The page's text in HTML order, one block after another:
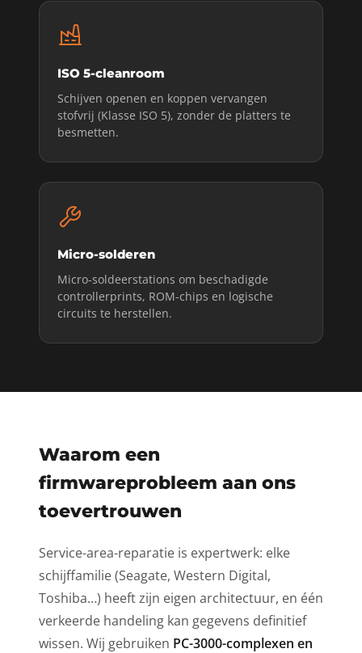
ISO 5-cleanroom
Schijven openen en koppen vervangen
stofvrij (Klasse ISO 5), zonder de platters te
besmetten.
Micro-solderen
Micro-soldeerstations om beschadigde
controllerprints, ROM-chips en logische
circuits te herstellen.
Waarom een
firmwareprobleem aan ons
toevertrouwen
Service-area-reparatie is expertwerk: elke
schijffamilie (Seagate, Western Digital,
Toshiba…) heeft zijn eigen architectuur, en één
verkeerde handeling kan gegevens definitief
wissen. Wij gebruiken PC-3000-complexen en